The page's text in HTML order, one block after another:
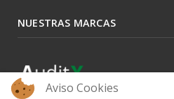
NUESTRAS MARCAS
Aviso Cookies